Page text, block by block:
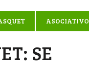
ASOCIATIVO
SE